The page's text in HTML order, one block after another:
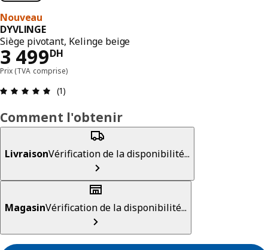
Nouveau
DYVLINGE
Siège pivotant, Kelinge beige
3 499DH
3499DH
Prix (TVA comprise)
Avis: 5 sur 5 étoiles Nombre total d'avis: 1
(1)
Comment l'obtenir
LivraisonVérification de la disponibilité...
MagasinVérification de la disponibilité...